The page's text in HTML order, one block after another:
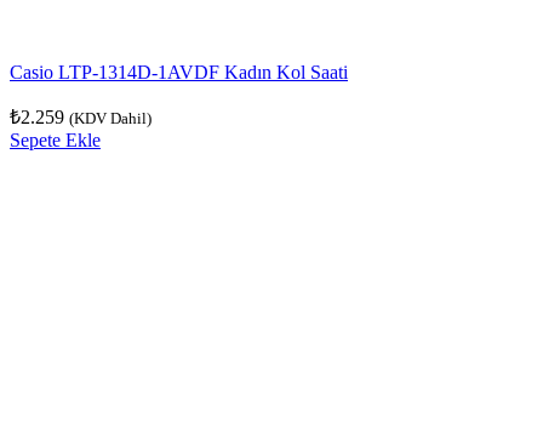
Casio LTP-1314D-1AVDF Kadın Kol Saati
₺2.259 (KDV Dahil)
Sepete Ekle